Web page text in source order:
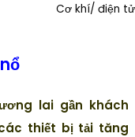
Cơ khí/ điện
lai gần khách
thiết bị tải tăng